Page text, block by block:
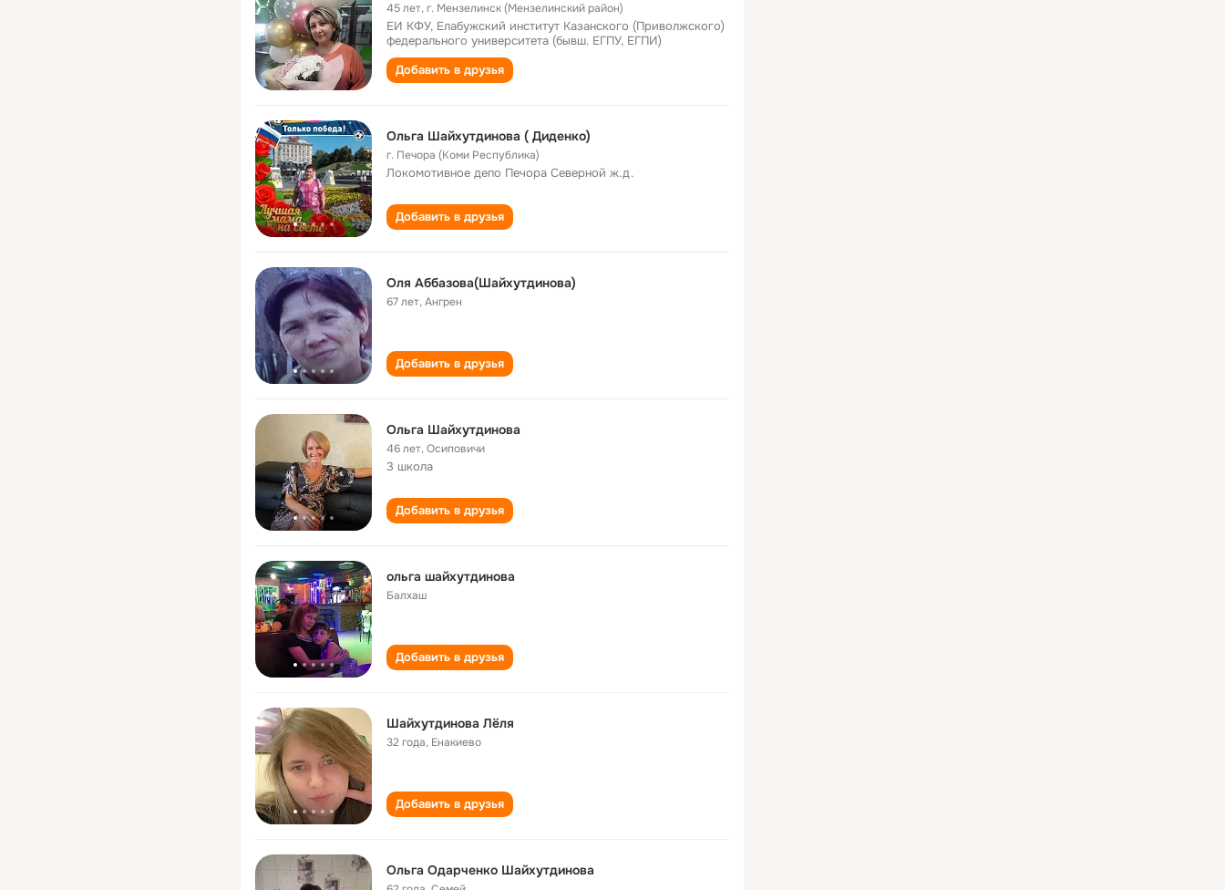
45 лет,г. Мензелинск (Мензелинский район)
ЕИ КФУ, Елабужский институт Казанского (Приволжского)
федерального университета (бывш. ЕГПУ, ЕГПИ)
Добавить в друзья
Ольга Шайхутдинова ( Диденко)
г. Печора (Коми Республика)
Локомотивное депо Печора Северной ж.д.
Добавить в друзья
Оля Аббазова(Шайхутдинова)
67 лет,Ангрен
Добавить в друзья
Ольга Шайхутдинова
46 лет,Осиповичи
3 школа
Добавить в друзья
ольга шайхутдинова
Балхаш
Добавить в друзья
Шайхутдинова Лёля
32 года, Енакиево
Добавить в друзья
Ольга Одарченко Шайхутдинова